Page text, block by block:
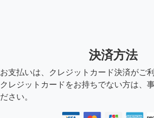
決済方法
お支払いは、クレジットカード決済がご
クレジットカードをお持ちでない方は、
ださい。